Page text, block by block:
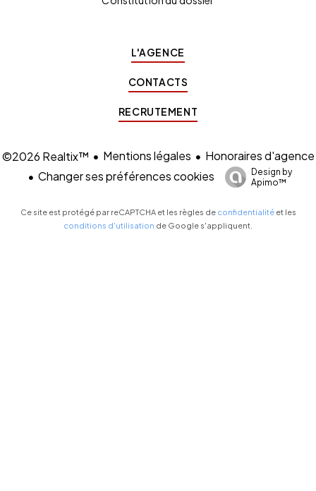
L'AGENCE
CONTACTS
RECRUTEMENT
©2026 Realtix™ Mentions légales
Honoraires d'agence
Changer ses préférences cookies
Design by
Apimo™
Ce site est protégé par reCAPTCHA et les règles de confidentialitéet les
conditions d'utilisation de Google s'appliquent.